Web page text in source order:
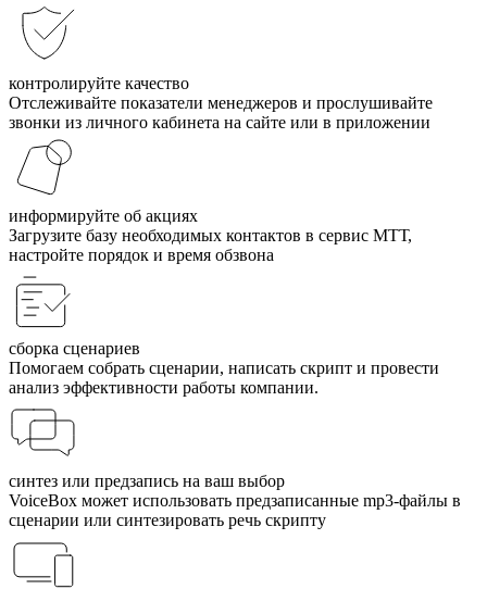
контролируйте качество
Отслеживайте показатели менеджеров и прослушивайте
звонки из личного кабинета на сайте или в приложении
информируйте об акциях
Загрузите базу необходимых контактов в сервис МТТ,
настройте порядок и время обзвона
сборка сценариев
Помогаем собрать сценарии, написать скрипт и провести
анализ эффективности работы компании.
синтез или предзапись на ваш выбор
VoiceBox может использовать предзаписанные mp3-файлы в
сценарии или синтезировать речь скрипту